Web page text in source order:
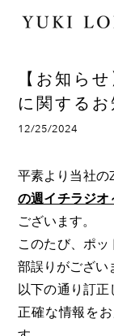
【お知ら
に関する
12/25/2024
平素より当社の
の週イチラジオ
ございます。
このたび、ポ
部誤りがござい
以下の通り訂正
正確な情報を
ア